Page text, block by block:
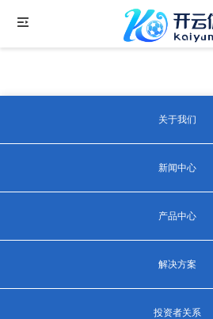
关于我们
新闻中心
产品中心
解决方案
投资者关系